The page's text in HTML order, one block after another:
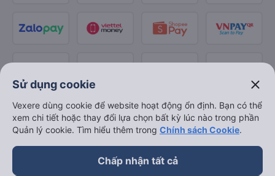
Sử dụng cookie close
Vexere dùng cookie để website hoạt động ổn định. Bạn có thể
xem chi tiết hoặc thay đổi lựa chọn bất kỳ lúc nào trong phần
Quản lý cookie. Tìm hiểu thêm trong Chính sách Cookie.
Chấp nhận tất cả